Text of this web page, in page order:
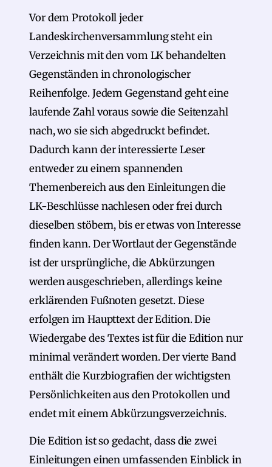
Vor dem Protokoll jeder
Landeskirchenversammlung steht ein
Verzeichnis mit den vom LK behandelten
Gegenständen in chronologischer
Reihenfolge. Jedem Gegenstand geht eine
laufende Zahl voraus sowie die Seitenzahl
nach, wo sie sich abgedruckt befindet.
Dadurch kann der interessierte Leser
entweder zu einem spannenden
Themenbereich aus den Einleitungen die
LK-Beschlüsse nachlesen oder frei durch
dieselben stöbern, bis er etwas von Interesse
finden kann. Der Wortlaut der Gegenstände
ist der ursprüngliche, die Abkürzungen
werden ausgeschrieben, allerdings keine
erklärenden Fußnoten gesetzt. Diese
erfolgen im Haupttext der Edition. Die
Wiedergabe des Textes ist für die Edition nur
minimal verändert worden. Der vierte Band
enthält die Kurzbiografien der wichtigsten
Persönlichkeiten aus den Protokollen und
endet mit einem Abkürzungsverzeichnis.
Die Edition ist so gedacht, dass die zwei
Einleitungen einen umfassenden Einblick in